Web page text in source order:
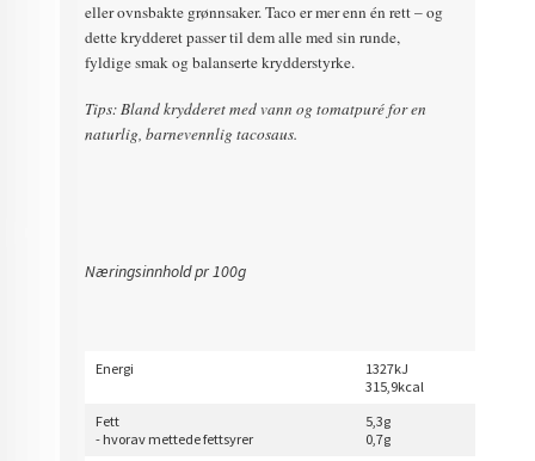
eller ovnsbakte grønnsaker. Taco er mer enn én rett – og
dette krydderet passer til dem alle med sin runde,
fyldige smak og balanserte krydderstyrke.
Tips: Bland krydderet med vann og tomatpuré for en
naturlig, barnevennlig tacosaus.
Næringsinnhold pr 100g
Energi
1327kJ
315,9kcal
Fett
- hvorav mettede fettsyrer
5,3g
0,7g